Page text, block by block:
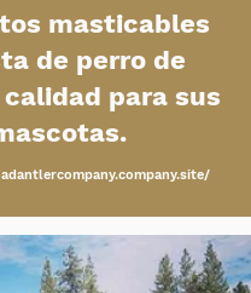
masticables
de perro de
para sus